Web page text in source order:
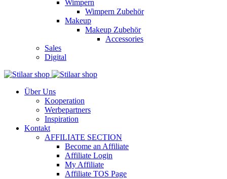
Wimpern
Wimpern Zubehör
Makeup
Makeup Zubehör
Accessories
Sales
Digital
Über Uns
Kooperation
Werbepartners
Inspiration
Kontakt
AFFILIATE SECTION
Become an Affiliate
Affiliate Login
My Affiliate
Affiliate TOS Page